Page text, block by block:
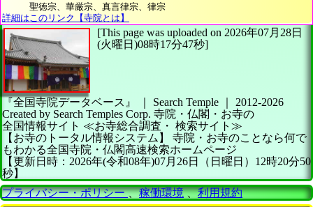
聖徳宗、華厳宗、真言律宗、律宗
詳細はこのリンク【寺院とは】
[This page was uploaded on 2026年07月28日
(火曜日)08時17分47秒]
『全国寺院データベース』 ｜ Search Temple
2012-2026
Created by Search Temples Corp. 寺院・仏閣・お寺の
全国情報サイト ≪お寺総合調査・ 検索サイト≫
【お寺のトータル情報システム】
寺院・お寺のことなら何で
もわかる全国寺院・仏閣高速検索ホームページ
【更新日時：2026年(令和08年)07月26日（日曜日）12時20分50
秒】
プライバシー・ポリシー、稼働環境、利用規約